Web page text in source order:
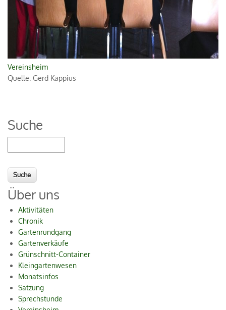
Vereinsheim
Quelle: Gerd Kappius
Suche
Über uns
Aktivitäten
Chronik
Gartenrundgang
Gartenverkäufe
Grünschnitt-Container
Kleingartenwesen
Monatsinfos
Satzung
Sprechstunde